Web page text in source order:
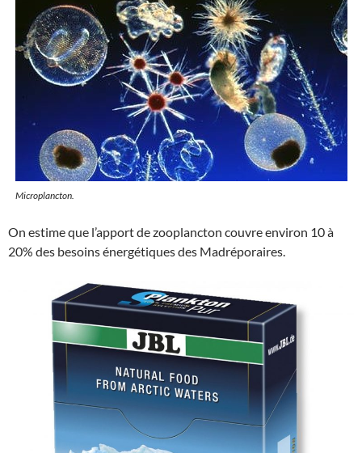
Microplancton.
On estime que l’apport de zooplancton couvre environ 10 à
20% des besoins énergétiques des Madréporaires.